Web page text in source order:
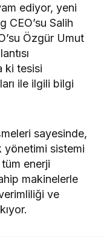
ediyor, yeni
CEO’su Salih
Özgür Umut
ki tesisi
ile ilgili bilgi
sayesinde,
yönetimi sistemi
enerji
makinelerle
ve